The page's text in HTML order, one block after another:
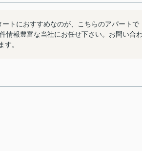
トにおすすめなのが、こちらのアパートで
情報豊富な当社にお任せ下さい。お問い合わ
。